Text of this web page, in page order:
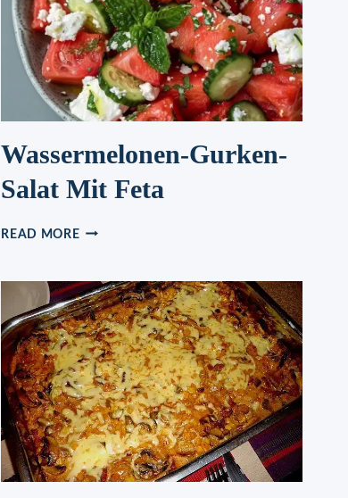
Wassermelonen-Gurken-
Salat Mit Feta
READ MOREWASSERMELONEN-
MIT
FETA